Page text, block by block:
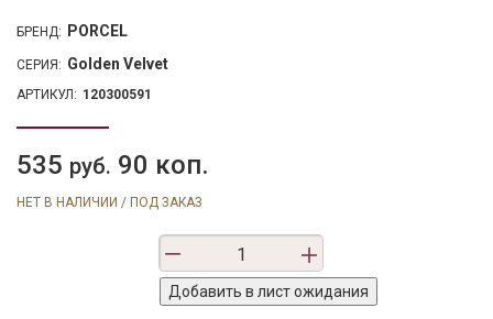
БРЕНД: PORCEL
СЕРИЯ: Golden Velvet
АРТИКУЛ: 120300591
535 руб. 90 коп.
НЕТ В НАЛИЧИИ / ПОД ЗАКАЗ